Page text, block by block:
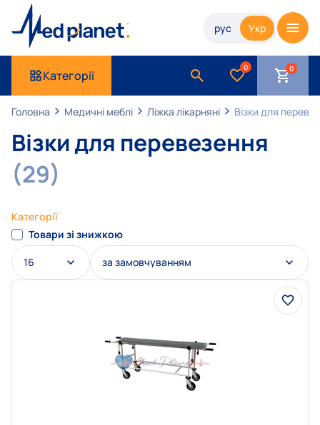
рус Укр
Категорії
0
Головна Медичні меблі Ліжка лікарняні Візки для
Візки для перевезення
(29)
Категорії
Товари зі знижкою
16 за замовчуванням